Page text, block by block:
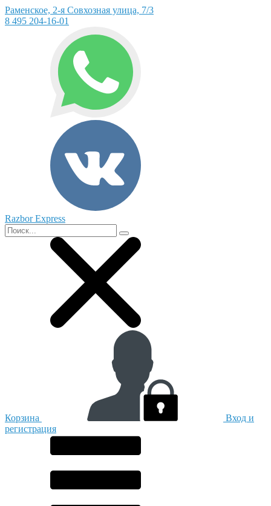
Раменское, 2-я Совхозная улица, 7/3
8 495 204-16-01
Razbor Express
Корзина
Вход и
регистрация